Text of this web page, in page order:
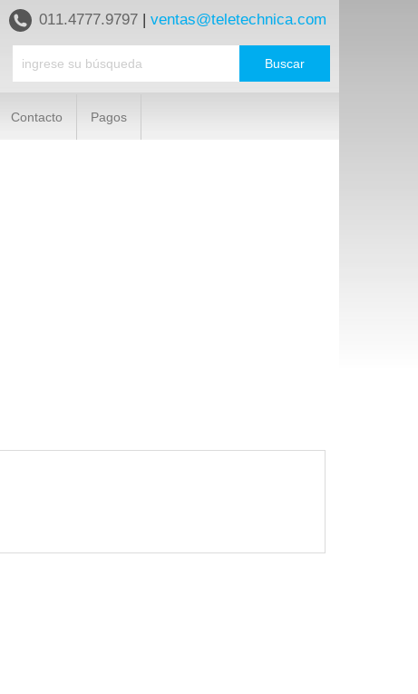
011.4777.9797 | ventas@teletechnica.com
Contacto Pagos